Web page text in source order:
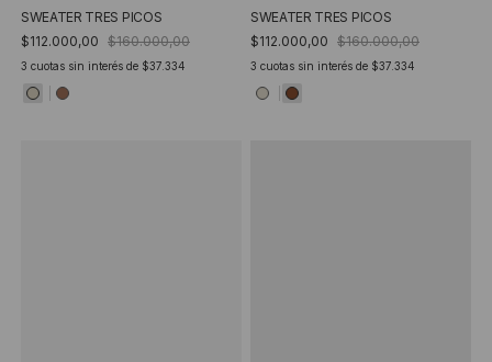
SWEATER TRES PICOS
$112.000,00 $160.000,00
3 cuotas sin interés de $37.334
SWEATER TRES PICOS
$112.000,00 $160.000,00
3 cuotas sin interés de $37.334